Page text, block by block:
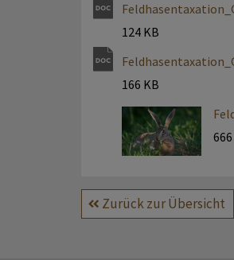
124 KB
166 KB
Zurück zur Übersicht